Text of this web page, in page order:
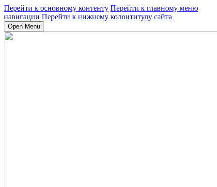
Перейти к основному контенту Перейти к главному меню
навигации Перейти к нижнему колонтитулу сайта
Open Menu